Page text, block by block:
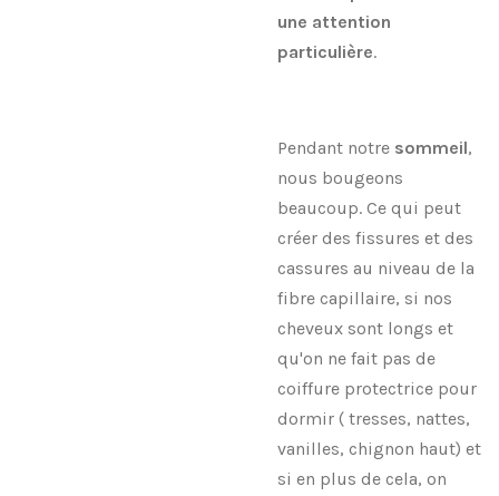
une attention
particulière.
Pendant notre sommeil,
nous bougeons
beaucoup. Ce qui peut
créer des fissures et des
cassures au niveau de la
fibre capillaire, si nos
cheveux sont longs et
qu'on ne fait pas de
coiffure protectrice pour
dormir ( tresses, nattes,
vanilles, chignon haut) et
si en plus de cela, on